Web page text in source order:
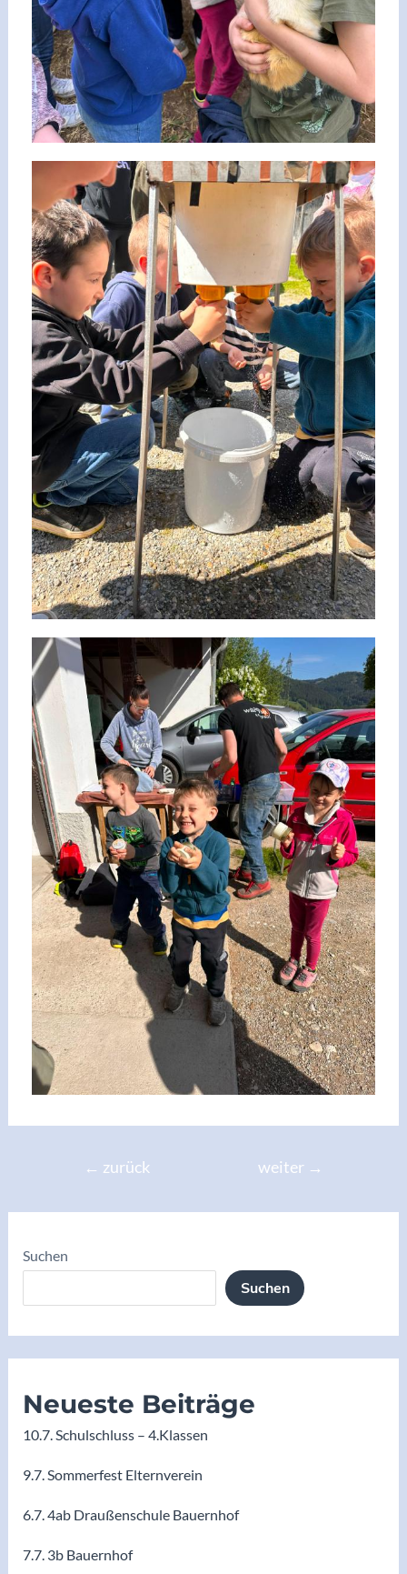
← zurück weiter →
Suchen
Suchen
Neueste Beiträge
10.7. Schulschluss – 4.Klassen
9.7. Sommerfest Elternverein
6.7. 4ab Draußenschule Bauernhof
7.7. 3b Bauernhof